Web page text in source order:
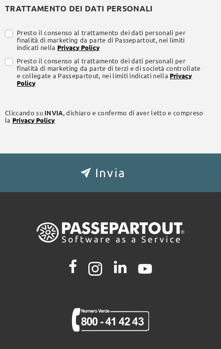
TRATTAMENTO DEI DATI PERSONALI
Presto il consenso al trattamento dei dati personali per
finalità di marketing da parte di Passepartout, nei limiti
indicati nella Privacy Policy
Presto il consenso al trattamento dei dati personali per
finalità di marketing da parte di terzi e di società controllate
e collegate a Passepartout, nei limiti indicati nella Privacy
Policy
Cliccando su INVIA, dichiaro e confermo di aver letto e compreso
la Privacy Policy